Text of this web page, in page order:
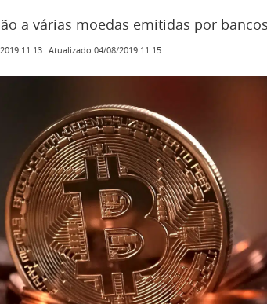
a várias moedas emitidas por
11:13 Atualizado 04/08/2019 11:15